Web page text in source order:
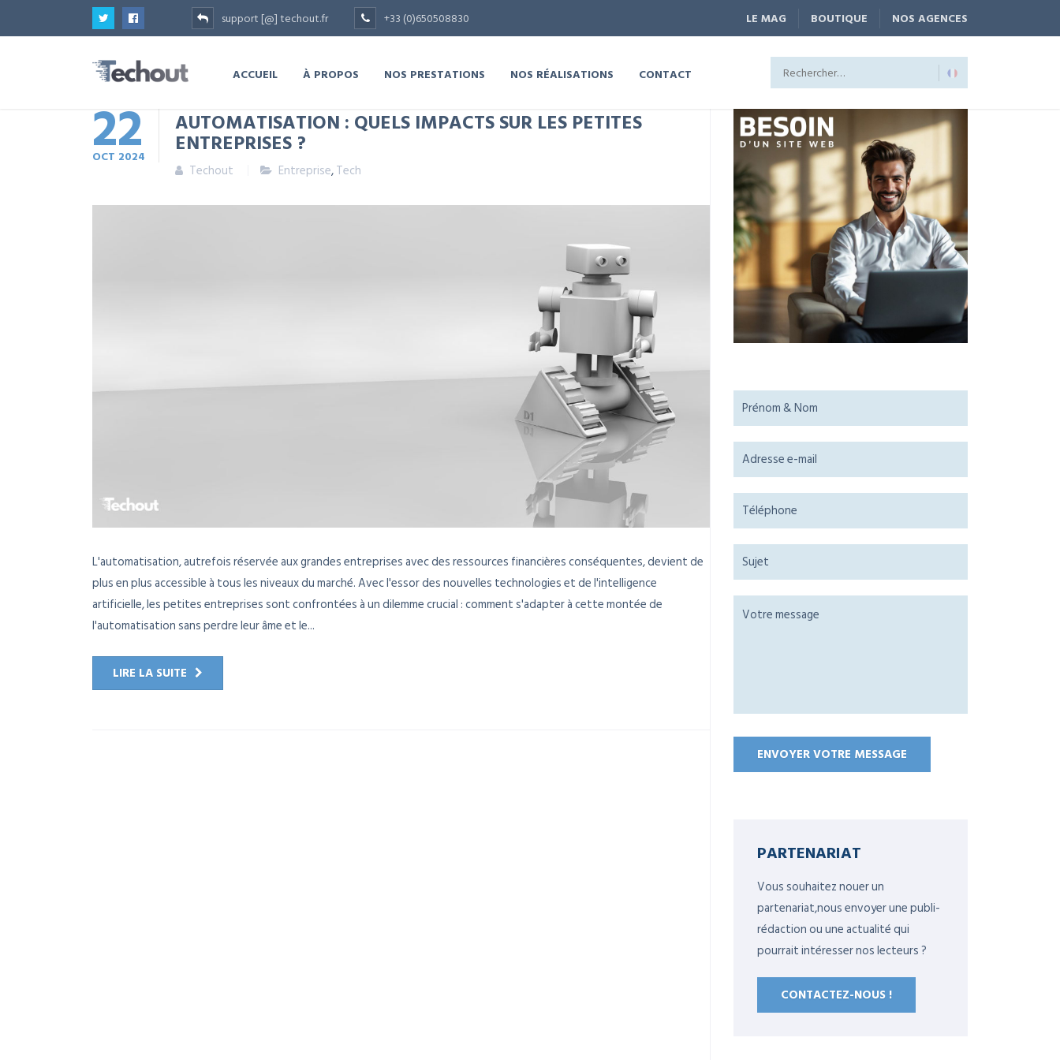
support [@] techout.fr +33 (0)650508830 LE MAG BOUTIQUE NOS AGENCES
ACCUEIL À PROPOS NOS PRESTATIONS NOS RÉALISATIONS CONTACT
22
OCT 2024
AUTOMATISATION : QUELS IMPACTS SUR LES PETITES
ENTREPRISES ?
Techout Entreprise,Tech
L'automatisation, autrefois réservée aux grandes entreprises avec des ressources financières conséquentes, devient de
plus en plus accessible à tous les niveaux du marché. Avec l'essor des nouvelles technologies et de l'intelligence
artificielle, les petites entreprises sont confrontées à un dilemme crucial : comment s'adapter à cette montée de
l'automatisation sans perdre leur âme et le...
LIRE LA SUITE
PARTENARIAT
Vous souhaitez nouer un
partenariat,nous envoyer une publi-
rédaction ou une actualité qui
pourrait intéresser nos lecteurs ?
CONTACTEZ-NOUS !